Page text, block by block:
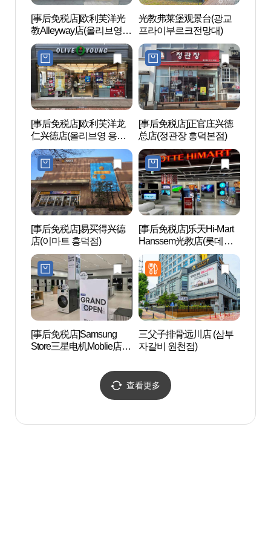
[事后免税店]欧利芙洋光
教Alleyway店(올리브영
광교앨리웨이점)
光教弗莱堡观景台(광교
프라이부르크전망대)
[事后免税店]欧利芙洋龙
仁兴德店(올리브영 용인
흥덕점)
[事后免税店]正官庄兴德
总店(정관장 흥덕본점)
[事后免税店]易买得兴德
店(이마트 흥덕점)
[事后免税店]乐天Hi-Mart
Hanssem光教店(롯데하
이마트 한샘광교점)
[事后免税店]Samsung
Store三星电机Moblie店
三父子排骨远川店 (삼부
자갈비 원천점)
查看更多